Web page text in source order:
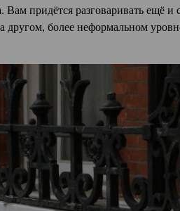
Вам придётся разговаривать ещё
другом, более неформальном